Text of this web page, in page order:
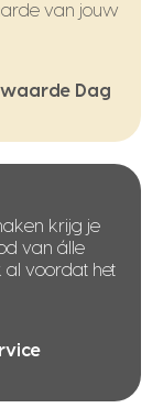
van jouw
Dag
krijg je
van álle
al voordat het